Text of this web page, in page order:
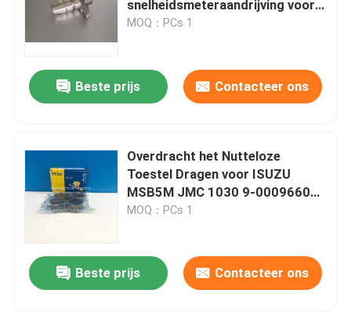
De Filter van de vrachtwagenlucht
snelheidsmeteraandrijving voor
ISUZU MSB5M JMC 1030
MOQ：PCs 1
Beste prijs Contacteer ons
Overdracht het Nutteloze
Toestel Dragen voor ISUZU
MSB5M JMC 1030 9-00096606-
0
MOQ：PCs 1
Beste prijs Contacteer ons